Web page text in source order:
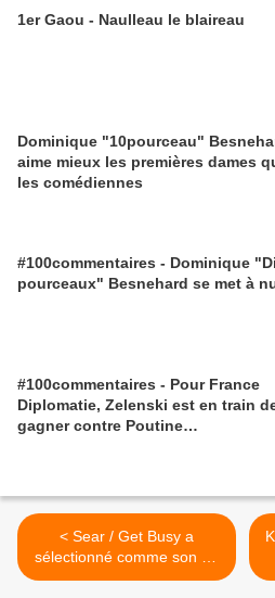
1er Gaou - Naulleau le blaireau
Dominique "10pourceau"
aime mieux les premières dames
les comédiennes
#100commentaires - Dominique
pourceaux" Besnehard se met à
#100commentaires - Pour France
Diplomatie, Zelenski est en train
gagner contre Poutine…
< Sear / Get Busy a
sélectionné comme son du
jour... Semaine - Ce soir je